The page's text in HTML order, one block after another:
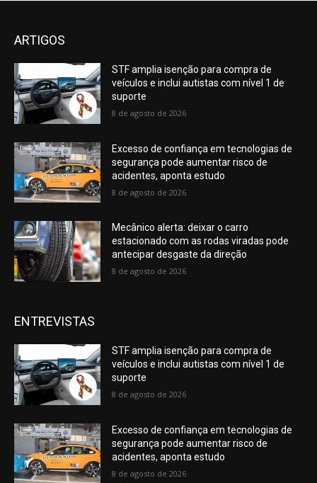
ARTIGOS
STF amplia isenção para compra de
veículos e inclui autistas com nível 1 de
suporte
8 de agosto de 2026
Excesso de confiança em tecnologias de
segurança pode aumentar risco de
acidentes, aponta estudo
8 de agosto de 2026
Mecânico alerta: deixar o carro
estacionado com as rodas viradas pode
antecipar desgaste da direção
8 de agosto de 2026
ENTREVISTAS
STF amplia isenção para compra de
veículos e inclui autistas com nível 1 de
suporte
8 de agosto de 2026
Excesso de confiança em tecnologias de
segurança pode aumentar risco de
acidentes, aponta estudo
8 de agosto de 2026